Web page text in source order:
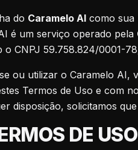
do Caramelo AI como sua
é um serviço operado pela
o CNPJ 59.758.824/0001-
ou utilizar o Caramelo AI,
Termos de Uso e com
disposição, solicitamos
DE USO